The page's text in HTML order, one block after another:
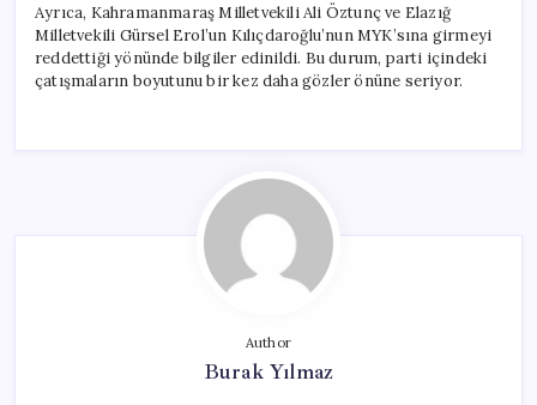
Ayrıca, Kahramanmaraş Milletvekili Ali Öztunç ve Elazığ
Milletvekili Gürsel Erol’un Kılıçdaroğlu’nun MYK’sına girmeyi
reddettiği yönünde bilgiler edinildi. Bu durum, parti içindeki
çatışmaların boyutunu bir kez daha gözler önüne seriyor.
Author
Burak Yılmaz